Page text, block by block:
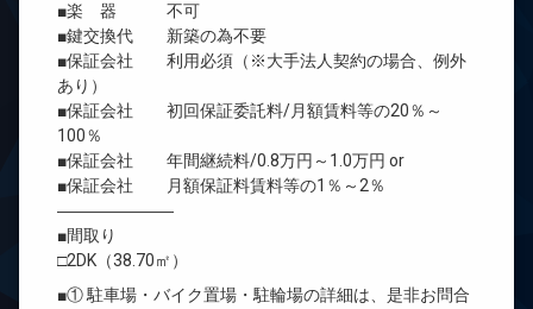
■楽 器 不可
■鍵交換代 新築の為不要
■保証会社 利用必須（※大手法人契約の場合、例外
あり）
■保証会社 初回保証委託料/月額賃料等の20％～
100％
■保証会社 年間継続料/0.8万円～1.0万円 or
■保証会社 月額保証料賃料等の1％～2％
―――――――
■間取り
□2DK（38.70㎡）
■① 駐車場・バイク置場・駐輪場の詳細は、是非お問合